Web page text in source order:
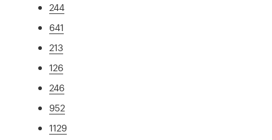
244
641
213
126
246
952
1129